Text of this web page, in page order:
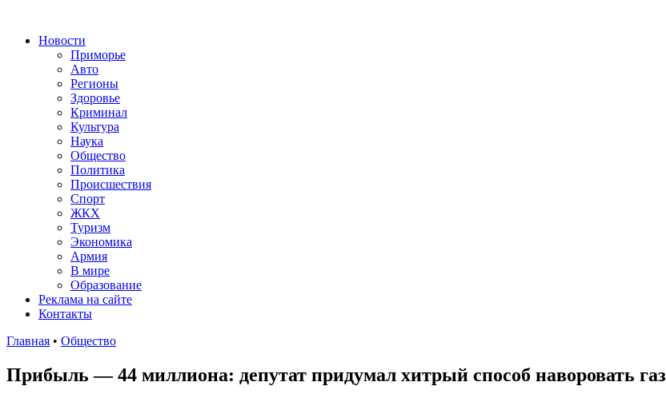
Новости
Приморье
Авто
Регионы
Здоровье
Криминал
Культура
Наука
Общество
Политика
Происшествия
Спорт
ЖКХ
Туризм
Экономика
Армия
В мире
Образование
Реклама на сайте
Контакты
Главная • Общество
Прибыль — 44 миллиона: депутат придумал хитрый способ наворовать газ